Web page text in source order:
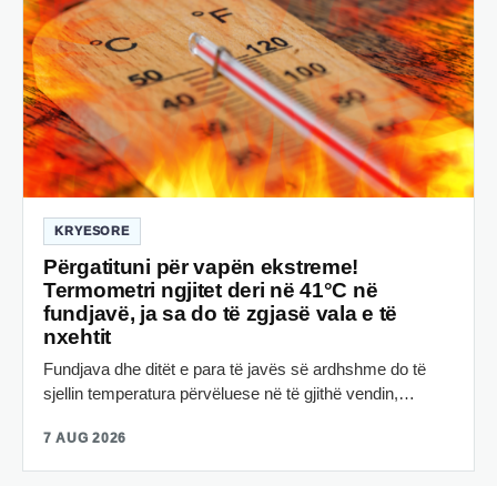
KRYESORE
Përgatituni për vapën ekstreme!
Termometri ngjitet deri në 41°C në
fundjavë, ja sa do të zgjasë vala e të
nxehtit
Fundjava dhe ditët e para të javës së ardhshme do të
sjellin temperatura përvëluese në të gjithë vendin,…
7 AUG 2026